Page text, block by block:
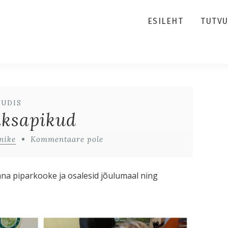
ESILEHT
Kommentaare pole
piparkooke ja osalesid jõulumaal ning